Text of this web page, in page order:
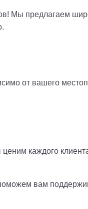
Мы предлагаем
от вашего
каждого
вам